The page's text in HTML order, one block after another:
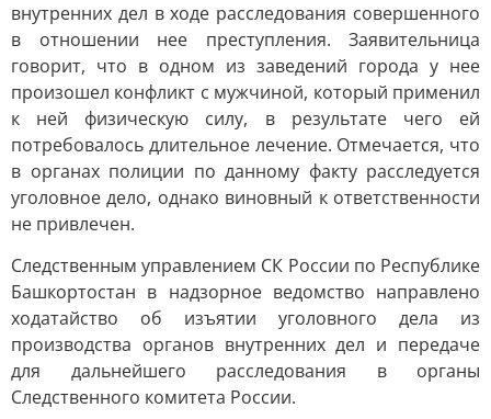
внутренних дел в ходе расследования совершенного
в отношении нее преступления. Заявительница
говорит, что в одном из заведений города у нее
произошел конфликт с мужчиной, который применил
к ней физическую силу, в результате чего ей
потребовалось длительное лечение. Отмечается, что
в органах полиции по данному факту расследуется
уголовное дело, однако виновный к ответственности
не привлечен.
Следственным управлением СК России по Республике
Башкортостан в надзорное ведомство направлено
ходатайство об изъятии уголовного дела из
производства органов внутренних дел и передаче
для дальнейшего расследования в органы
Следственного комитета России.